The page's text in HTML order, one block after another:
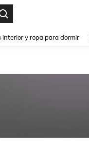
interior y ropa para dormir